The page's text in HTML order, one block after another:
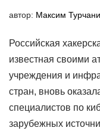
автор: Максим
Российская
известная своими
учреждения и
стран, вновь
специалистов по
зарубежных